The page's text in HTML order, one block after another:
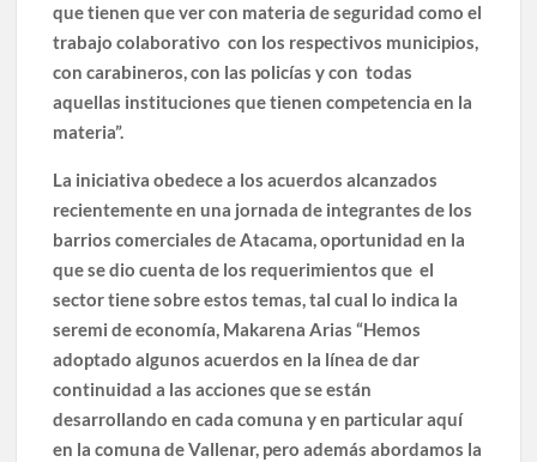
que tienen que ver con materia de seguridad como el
trabajo colaborativo con los respectivos municipios,
con carabineros, con las policías y con todas
aquellas instituciones que tienen competencia en la
materia”.
La iniciativa obedece a los acuerdos alcanzados
recientemente en una jornada de integrantes de los
barrios comerciales de Atacama, oportunidad en la
que se dio cuenta de los requerimientos que el
sector tiene sobre estos temas, tal cual lo indica la
seremi de economía, Makarena Arias “Hemos
adoptado algunos acuerdos en la línea de dar
continuidad a las acciones que se están
desarrollando en cada comuna y en particular aquí
en la comuna de Vallenar, pero además abordamos la